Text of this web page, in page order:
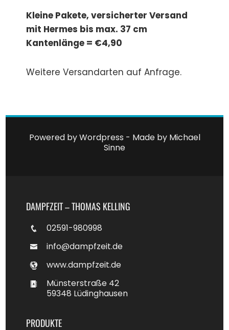
Kleine Pakete, versicherter Versand
mit Hermes bis max. 37 cm
Kantenlänge = €4,90
Weitere Versandarten auf Anfrage.
Powered by Wordpress - Made by Michael
Sinne
DAMPFZEIT – THOMAS KELLING
02591-980998
info@dampfzeit.de
www.dampfzeit.de
Münsterstraße 42
59348 Lüdinghausen
PRODUKTE